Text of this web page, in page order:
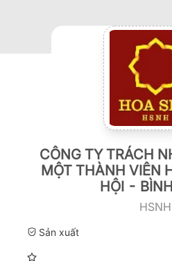
CÔNG TY TRÁCH
MỘT THÀNH VIÊN
HỘI -
HSNH
Sản xuất